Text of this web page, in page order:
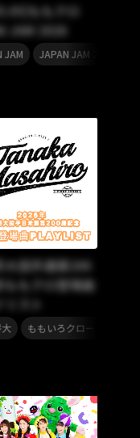
ーZ
ももクロ
JAM 2026
JAM JAPAN JAM 2026
クローバーZ
大投手通算200
ももクロ登場曲
ももいろクローバーZ